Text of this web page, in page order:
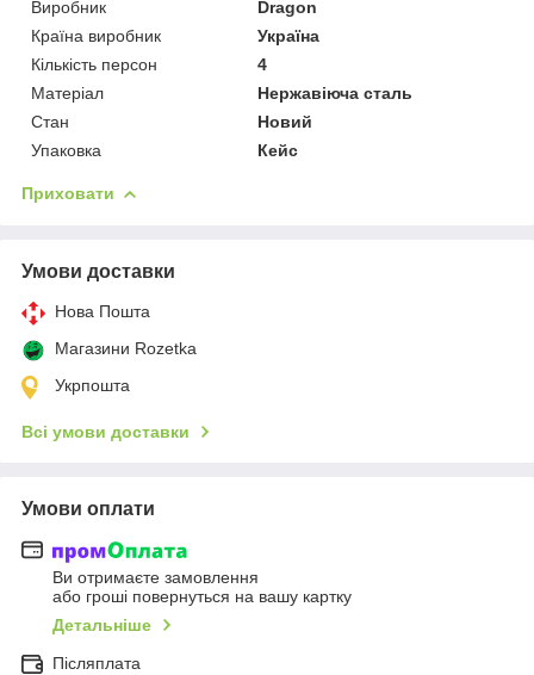
Виробник
Dragon
Країна виробник
Україна
Кількість персон
4
Матеріал
Нержавіюча сталь
Стан
Новий
Упаковка
Кейс
Приховати
Умови доставки
Нова Пошта
Магазини Rozetka
Укрпошта
Всі умови доставки
Умови оплати
Ви отримаєте замовлення
або гроші повернуться на вашу картку
Детальніше
Післяплата